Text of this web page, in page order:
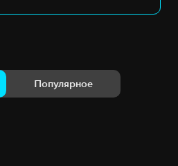
Популярное